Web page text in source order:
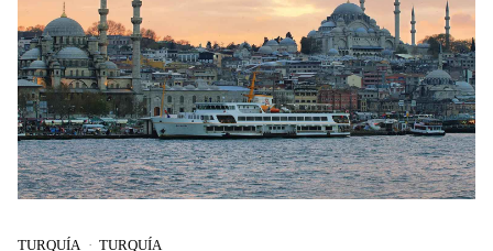
TURQUÍA TURQUÍA